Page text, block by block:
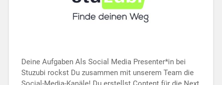
Deine Aufgaben Als Social Media Presenter*in bei
Stuzubi rockst Du zusammen mit unserem Team die